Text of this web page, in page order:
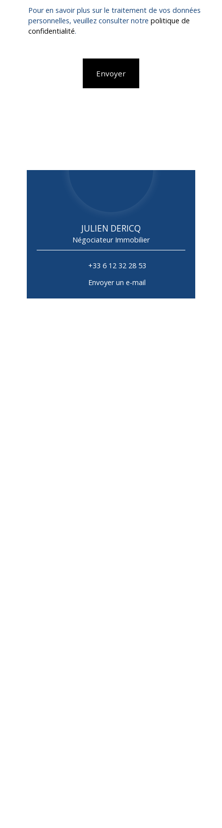
Pour en savoir plus sur le traitement de vos données
personnelles, veuillez consulter notre politique de
confidentialité.
Envoyer
JULIEN DERICQ
Négociateur Immobilier
+33 6 12 32 28 53
Envoyer un e-mail